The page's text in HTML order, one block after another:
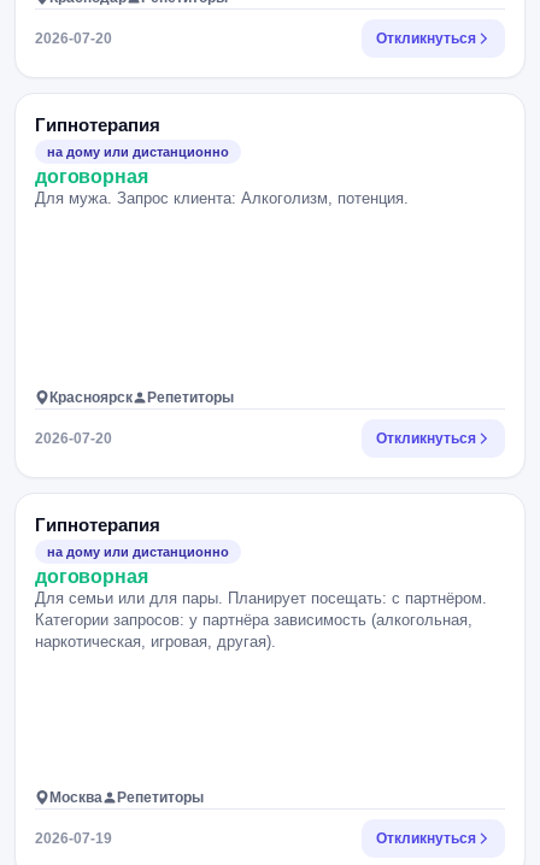
2026-07-20 Откликнуться
Гипнотерапия
на дому или дистанционно
договорная
Для мужа. Запрос клиента: Алкоголизм, потенция.
Красноярск Репетиторы
2026-07-20 Откликнуться
Гипнотерапия
на дому или дистанционно
договорная
Для семьи или для пары. Планирует посещать: с партнёром.
Категории запросов: у партнёра зависимость (алкогольная,
наркотическая, игровая, другая).
Москва Репетиторы
2026-07-19 Откликнуться